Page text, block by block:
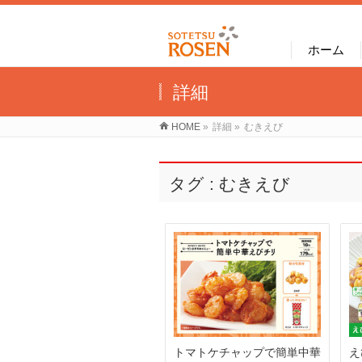
ホーム
詳細
HOME » 詳細 » むきえび
タグ : むきえび
トマトケチャップで簡単中華